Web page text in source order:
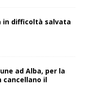
in difficoltà salvata
ad Alba, per la
cancellano il